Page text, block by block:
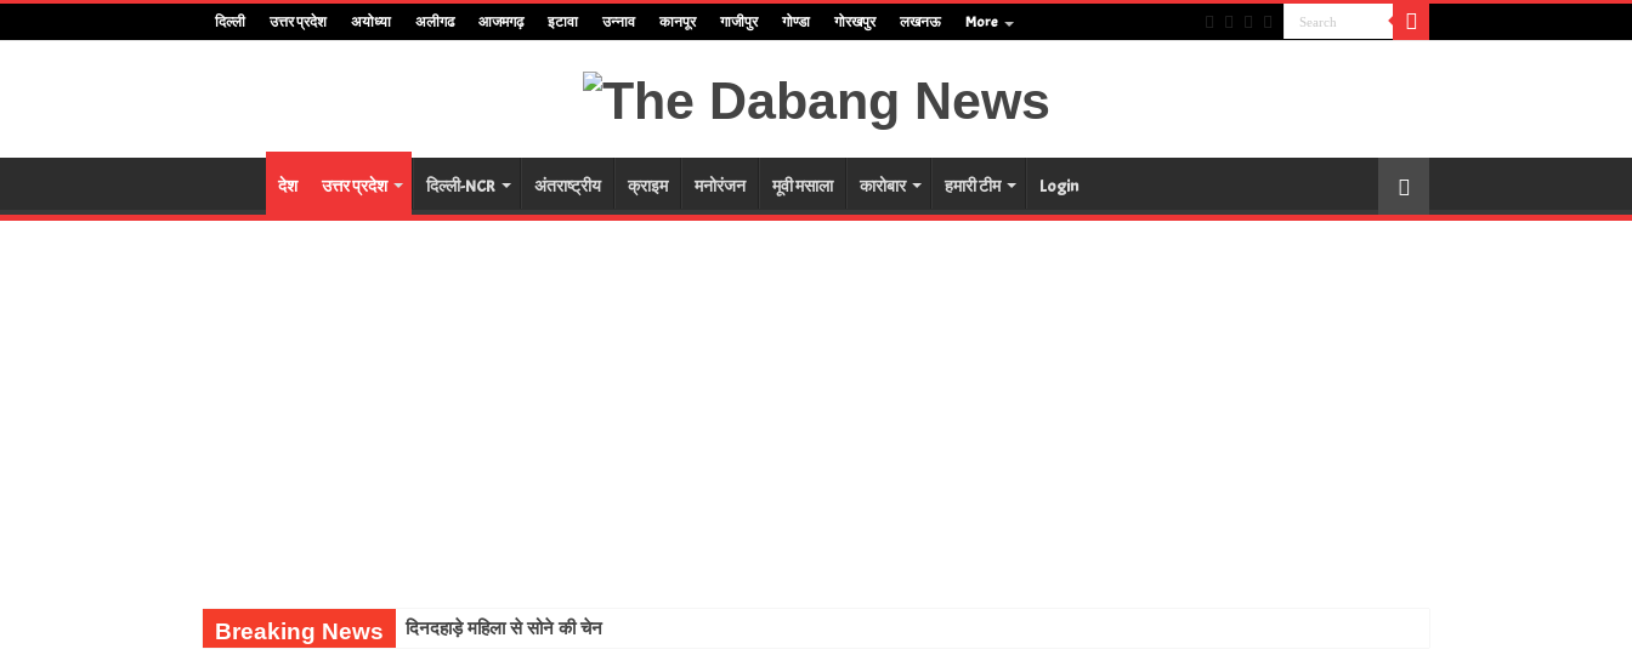
दिल्ली उत्तर प्रदेश अयोध्या अलीगढ आजमगढ़ इटावा उन्नाव कानपूर गाजीपुर गोण्डा गोरखपुर लखनऊ More
देश उत्तर प्रदेश दिल्ली-NCR अंतराष्ट्रीय क्राइम मनोरंजन मूवी मसाला कारोबार हमारी टीम Login
Breaking News दिनदहाड़े महिला से सोने की चेन लूटी, बाइक सवार ब